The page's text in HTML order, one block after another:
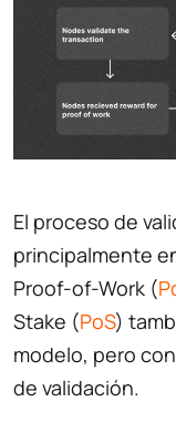
El proceso de
principalmente
Proof-of-Work (
Stake (PoS)
modelo, pero
de validación.